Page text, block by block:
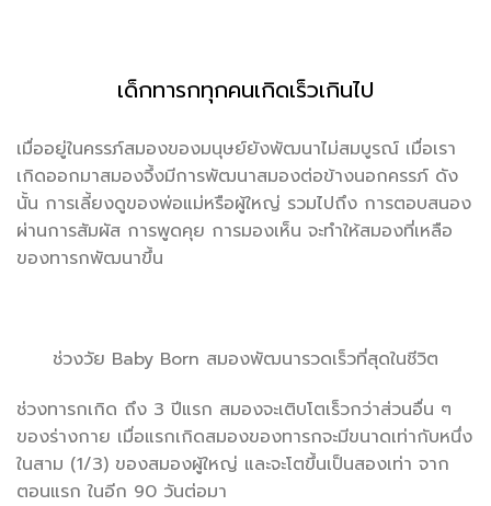
เด็กทารกทุกคนเกิดเร็วเกินไป
เมื่ออยู่ในครรภ์สมองของมนุษย์ยังพัฒนาไม่สมบูรณ์ เมื่อเรา
เกิดออกมาสมองจึ้งมีการพัฒนาสมองต่อข้างนอกครรภ์ ดัง
นั้น การเลี้ยงดูของพ่อแม่หรือผู้ใหญ่ รวมไปถึง การตอบสนอง
ผ่านการสัมผัส การพูดคุย การมองเห็น จะทำให้สมองที่เหลือ
ของทารกพัฒนาขึ้น
ช่วงวัย Baby Born สมองพัฒนารวดเร็วที่สุดในชีวิต
ช่วงทารกเกิด ถึง 3 ปีแรก สมองจะเติบโตเร็วกว่าส่วนอื่น ๆ
ของร่างกาย เมื่อแรกเกิดสมองของทารกจะมีขนาดเท่ากับหนึ่ง
ในสาม (1/3) ของสมองผู้ใหญ่ และจะโตขึ้นเป็นสองเท่า จาก
ตอนแรก ในอีก 90 วันต่อมา